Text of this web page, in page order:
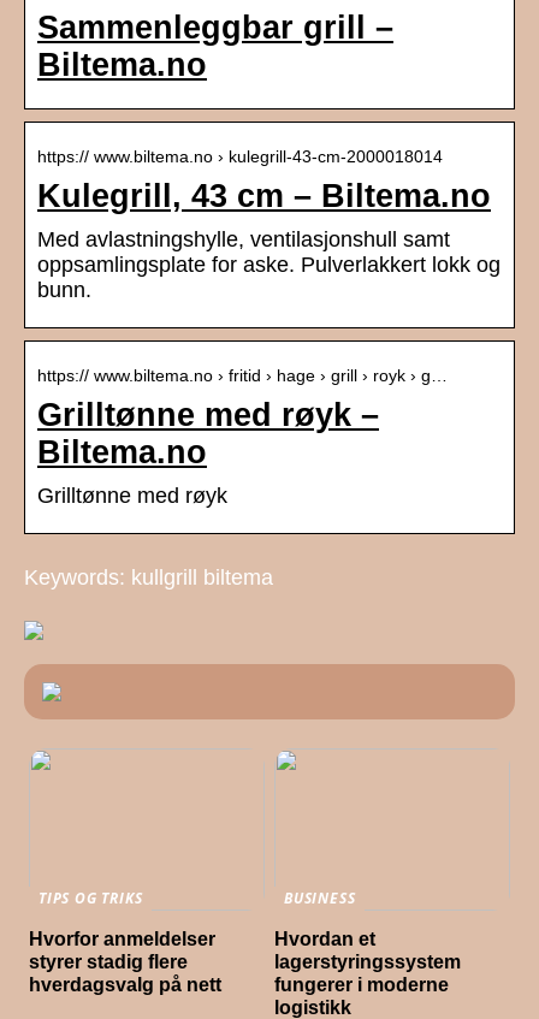
Sammenleggbar grill –
Biltema.no
https:// www.biltema.no › kulegrill-43-cm-2000018014
Kulegrill, 43 cm – Biltema.no
Med avlastningshylle, ventilasjonshull samt
oppsamlingsplate for aske. Pulverlakkert lokk og
bunn.
https:// www.biltema.no › fritid › hage › grill › royk › g…
Grilltønne med røyk –
Biltema.no
Grilltønne med røyk
Keywords: kullgrill biltema
TIPS OG TRIKS
Hvorfor anmeldelser
styrer stadig flere
hverdagsvalg på nett
BUSINESS
Hvordan et
lagerstyringssystem
fungerer i moderne
logistikk